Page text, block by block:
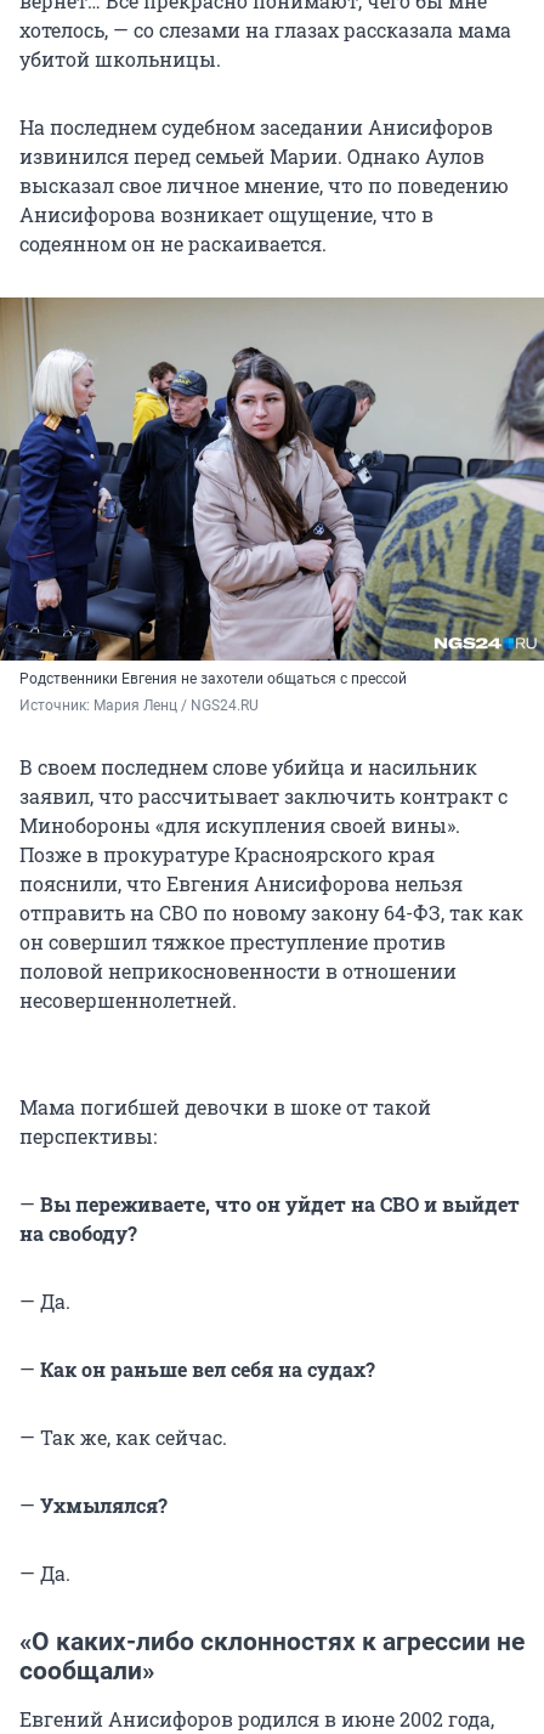
хотелось, — со слезами на глазах рассказала мама
убитой школьницы.
На последнем судебном заседании Анисифоров
извинился перед семьей Марии. Однако Аулов
высказал свое личное мнение, что по поведению
Анисифорова возникает ощущение, что в
содеянном он не раскаивается.
Родственники Евгения не захотели общаться с прессой
Источник: Мария Ленц / NGS24.RU
В своем последнем слове убийца и насильник
заявил, что рассчитывает заключить контракт с
Минобороны «для искупления своей вины».
Позже в прокуратуре Красноярского края
пояснили, что Евгения Анисифорова нельзя
отправить на СВО по новому закону 64-ФЗ, так как
он совершил тяжкое преступление против
половой неприкосновенности в отношении
несовершеннолетней.
Мама погибшей девочки в шоке от такой
перспективы:
— Вы переживаете, что он уйдет на СВО и выйдет
на свободу?
— Да.
— Как он раньше вел себя на судах?
— Так же, как сейчас.
— Ухмылялся?
— Да.
«О каких-либо склонностях к агрессии не
сообщали»
Евгений Анисифоров родился в июне 2002 года,